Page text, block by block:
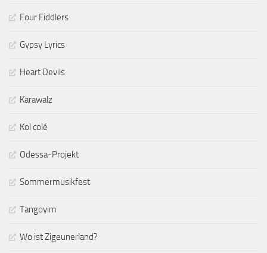
Four Fiddlers
Gypsy Lyrics
Heart Devils
Karawalz
Kol colé
Odessa-Projekt
Sommermusikfest
Tangoyim
Wo ist Zigeunerland?